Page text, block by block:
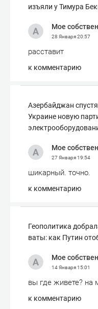
изъяли у Тимура
Мое
28 Января20:57
расставит
к комментарию
Азербайджан
Украине новую
Мое
27 Января19:54
шикарный. точно.
к комментарию
Геополитика
ваты: как Путин
Мое
14 Января15:01
вы где живете? на
к комментарию